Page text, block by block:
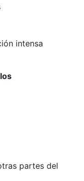
intensa
partes del